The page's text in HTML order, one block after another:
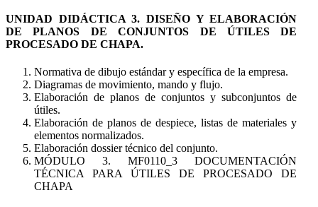
UNIDAD DIDÁCTICA 3. DISEÑO Y ELABORACIÓN
DE PLANOS DE CONJUNTOS DE ÚTILES DE
PROCESADO DE CHAPA.
Normativa de dibujo estándar y específica de la empresa.
Diagramas de movimiento, mando y flujo.
Elaboración de planos de conjuntos y subconjuntos de
útiles.
Elaboración de planos de despiece, listas de materiales y
elementos normalizados.
Elaboración dossier técnico del conjunto.
MÓDULO 3. MF0110_3 DOCUMENTACIÓN
TÉCNICA PARA ÚTILES DE PROCESADO DE
CHAPA